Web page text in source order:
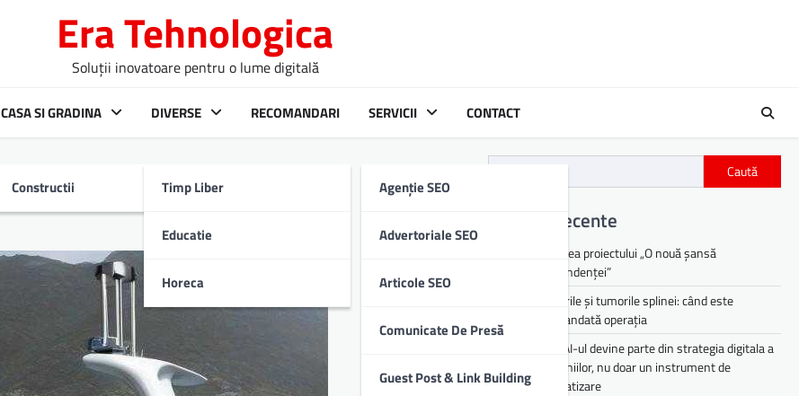
Era Tehnologica
Soluții inovatoare pentru o lume digitală
CASA SI GRADINA
Constructii
DIVERSE
Timp Liber
Educatie
Horeca
RECOMANDARI SERVICII
Agenție SEO
Advertoriale SEO
Articole SEO
Comunicate De Presă
Guest Post & Link Building
CONTACT
Caută
Articole recente
Lansarea proiectului „O nouă șansă
independenței”
Chisturile și tumorile splinei: când este
recomandată operația
De ce AI-ul devine parte din strategia digitala a
companiilor, nu doar un instrument de
automatizare